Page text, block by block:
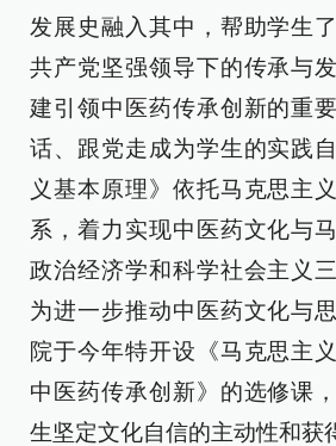
发展史融入其中，帮助学生
共产党坚强领导下的传承与
建引领中医药传承创新的重
话、跟党走成为学生的实践
义基本原理》依托马克思主
系，着力实现中医药文化与
政治经济学和科学社会主义
为进一步推动中医药文化与
院于今年特开设《马克思主
中医药传承创新》的选修课
生坚定文化自信的主动性和获